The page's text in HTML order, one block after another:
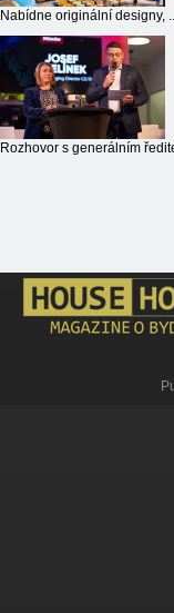
Nabídne originální designy,
Rozhovor s generálním